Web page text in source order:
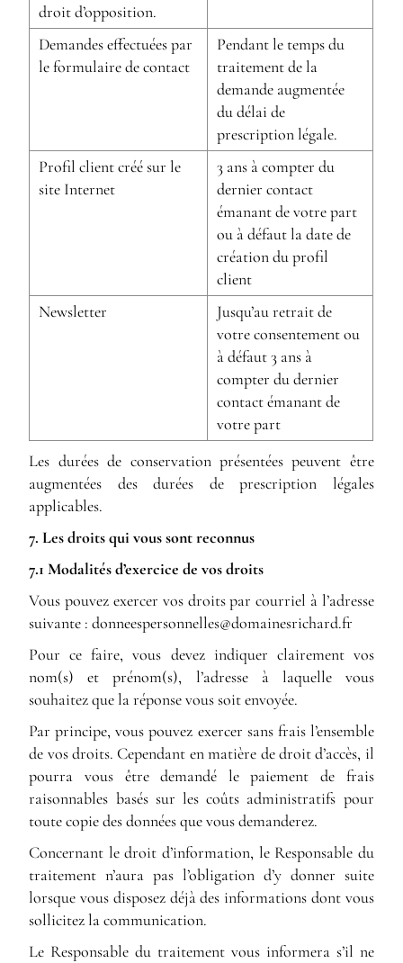
droit d’opposition.
Demandes effectuées par
le formulaire de contact
Pendant le temps du
traitement de la
demande augmentée
du délai de
prescription légale.
Profil client créé sur le
site Internet
3 ans à compter du
dernier contact
émanant de votre part
ou à défaut la date de
création du profil
client
Newsletter
Jusqu’au retrait de
votre consentement ou
à défaut 3 ans à
compter du dernier
contact émanant de
votre part
Les durées de conservation présentées peuvent être
augmentées des durées de prescription légales
applicables.
7. Les droits qui vous sont reconnus
7.1 Modalités d’exercice de vos droits
Vous pouvez exercer vos droits par courriel à l’adresse
suivante :rf.drahcirseniamod@sellennosrepseennod
Pour ce faire, vous devez indiquer clairement vos
nom(s) et prénom(s), l’adresse à laquelle vous
souhaitez que la réponse vous soit envoyée.
Par principe, vous pouvez exercer sans frais l’ensemble
de vos droits. Cependant en matière de droit d’accès, il
pourra vous être demandé le paiement de frais
raisonnables basés sur les coûts administratifs pour
toute copie des données que vous demanderez.
Concernant le droit d’information, le Responsable du
traitement n’aura pas l’obligation d’y donner suite
lorsque vous disposez déjà des informations dont vous
sollicitez la communication.
Le Responsable du traitement vous informera s’il ne